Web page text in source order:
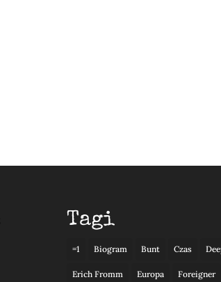
Tagi
=1 Biogram Bunt Czas
Erich Fromm Europa Foreigner